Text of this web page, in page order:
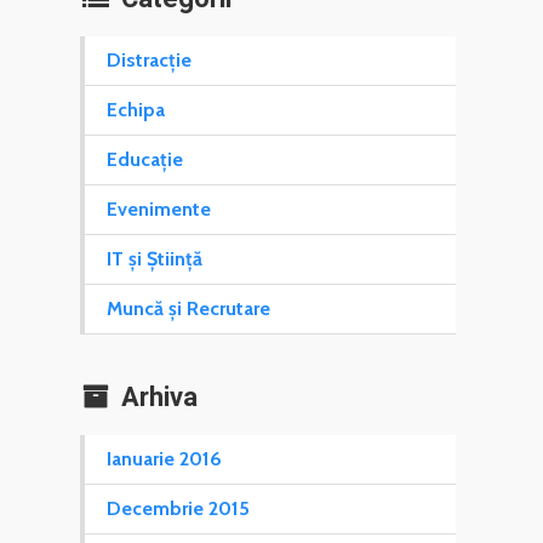
Distracție
Echipa
Educație
Evenimente
IT și Știință
Muncă și Recrutare
Arhiva
Ianuarie 2016
Decembrie 2015